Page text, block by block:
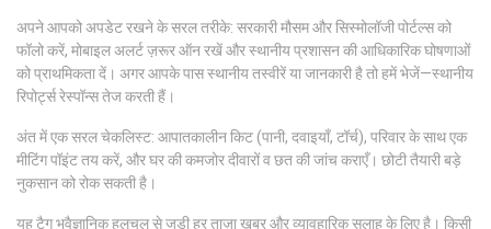
अपने आपको अपडेट रखने के सरल तरीके: सरकारी मौसम और सिस्मोलॉजी पोर्टल्स को
फॉलो करें, मोबाइल अलर्ट ज़रूर ऑन रखें और स्थानीय प्रशासन की आधिकारिक घोषणाओं
को प्राथमिकता दें। अगर आपके पास स्थानीय तस्वीरें या जानकारी है तो हमें भेजें—स्थानीय
रिपोर्ट्स रेस्पॉन्स तेज करती हैं।
अंत में एक सरल चेकलिस्ट: आपातकालीन किट (पानी, दवाइयाँ, टॉर्च), परिवार के साथ एक
मीटिंग पॉइंट तय करें, और घर की कमजोर दीवारों व छत की जांच कराएँ। छोटी तैयारी बड़े
नुकसान को रोक सकती है।
यह टैग भूवैज्ञानिक हलचल से जुड़ी हर ताज़ा खबर और व्यावहारिक सलाह के लिए है। किसी